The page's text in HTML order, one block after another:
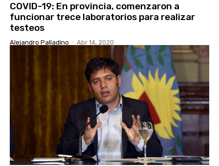
COVID-19: En provincia, comenzaron a
funcionar trece laboratorios para realizar
testeos
Alejandro Palladino - Abr 14, 2020